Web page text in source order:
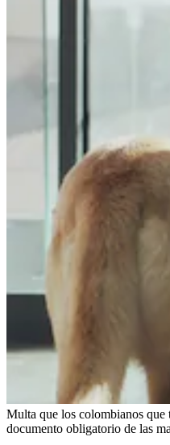
Multa que los colombianos que
documento obligatorio de las